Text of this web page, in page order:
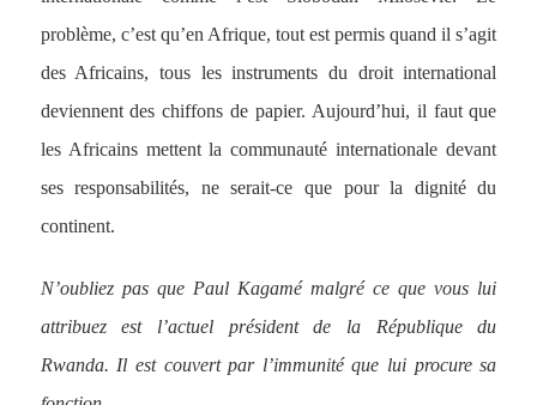
problème, c’est qu’en Afrique, tout est permis quand il s’agit
des Africains, tous les instruments du droit international
deviennent des chiffons de papier. Aujourd’hui, il faut que
les Africains mettent la communauté internationale devant
ses responsabilités, ne serait-ce que pour la dignité du
continent.
N’oubliez pas que Paul Kagamé malgré ce que vous lui
attribuez est l’actuel président de la République du
Rwanda. Il est couvert par l’immunité que lui procure sa